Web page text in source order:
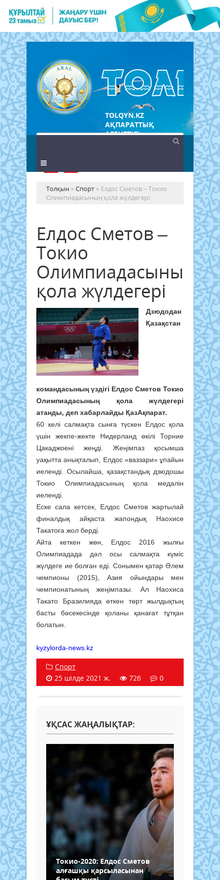
TOLQYN.KZ
АҚПАРАТТЫҚ
АГЕНТТІГІ
Толқын »Спорт » Елдос Сметов – Токио
Олимпиадасының қола жүлдегері
Елдос Сметов –
Токио
Олимпиадасының
қола жүлдегері
Дзюдодан
Қазақстан
командасының үздігі Елдос Сметов Токио
Олимпиадасының қола жүлдегері
атанды, деп хабарлайды ҚазАқпарат.
60 келі салмақта сынға түскен Елдос қола
үшін жекпе-жекте Нидерланд өкілі Торние
Цакаджоені жеңді. Жеңімпаз қосымша
уақытта анықталып, Елдос «ваззари» ұпайын
иеленді. Осылайша, қазақстандық дзюдошы
Токио Олимпиадасының қола медалін
иеленді.
Еске сала кетсек, Елдос Сметов жартылай
финалдық айқаста жапондық Наохисе
Такатоға жол берді.
Айта кеткен жөн, Елдос 2016 жылғы
Олимпиадада дәл осы салмақта күміс
жүлдеге ие болған еді. Сонымен қатар Әлем
чемпионы (2015), Азия ойындары мен
чемпионатының жеңімпазы. Ал Наохиса
Такато Бразилияда өткен төрт жылдықтың
басты бәсекесінде қоланы қанағат тұтқан
болатын.
kyzylorda-news.kz
Спорт
25 шілде 2021 ж.
726 0
ҰҚСАС ЖАҢАЛЫҚТАР:
Токио-2020: Елдос Сметов
алғашқы қарсыласынан